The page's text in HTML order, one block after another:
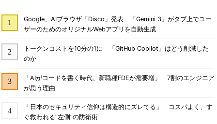
Google、AIブラウザ「Disco」発表 「Gemini 3」がタブ上でユー
ザーのためのオリジナルWebアプリを自動生成
トークンコストを10分の1に 「GitHub Copilot」はどう削減した
のか
「AIがコードを書く時代、新職種FDEが需要増」 7割のエンジニア
が思う理由
「日本のセキュリティ信仰は構造的にズレてる」 コスパよく、す
ぐ救われる“左側”の防衛術